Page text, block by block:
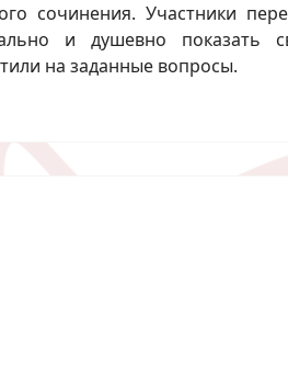
сочинения. Участники
и душевно показать
на заданные вопросы.